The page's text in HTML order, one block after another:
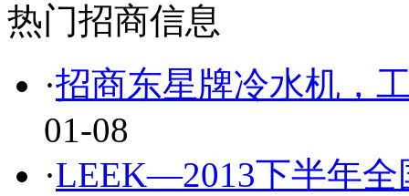
热门招商信息
·招商东星牌冷水机，
01-08
·LEEK—2013下半年全